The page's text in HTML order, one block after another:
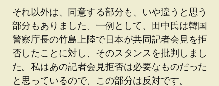
それ以外は、同意する部分も、いや違うと思う
部分もありました。一例として、田中氏は韓国
警察庁長の竹島上陸で日本が共同記者会見を拒
否したことに対し、そのスタンスを批判しまし
た。私はあの記者会見拒否は必要なものだった
と思っているので、この部分は反対です。